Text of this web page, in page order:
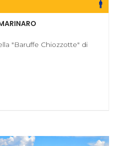
"Baruffe Chiozzotte" di